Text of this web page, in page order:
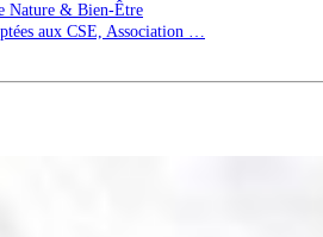
Nature & Bien-Être
aux CSE, Association …